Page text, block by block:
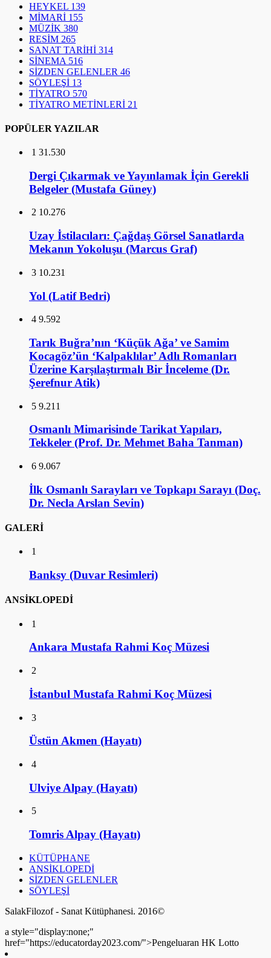
HEYKEL 139
MİMARİ 155
MÜZİK 380
RESİM 265
SANAT TARİHİ 314
SİNEMA 516
SİZDEN GELENLER 46
SÖYLEŞİ 13
TİYATRO 570
TİYATRO METİNLERİ 21
POPÜLER YAZILAR
1 31.530
Dergi Çıkarmak ve Yayınlamak İçin Gerekli
Belgeler (Mustafa Güney)
2 10.276
Uzay İstilacıları: Çağdaş Görsel Sanatlarda
Mekanın Yokoluşu (Marcus Graf)
3 10.231
Yol (Latif Bedri)
4 9.592
Tarık Buğra’nın ‘Küçük Ağa’ ve Samim
Kocagöz’ün ‘Kalpaklılar’ Adlı Romanları
Üzerine Karşılaştırmalı Bir İnceleme (Dr.
Şerefnur Atik)
5 9.211
Osmanlı Mimarisinde Tarikat Yapıları,
Tekkeler (Prof. Dr. Mehmet Baha Tanman)
6 9.067
İlk Osmanlı Sarayları ve Topkapı Sarayı (Doç.
Dr. Necla Arslan Sevin)
GALERİ
1
Banksy (Duvar Resimleri)
ANSİKLOPEDİ
1
Ankara Mustafa Rahmi Koç Müzesi
2
İstanbul Mustafa Rahmi Koç Müzesi
3
Üstün Akmen (Hayatı)
4
Ulviye Alpay (Hayatı)
5
Tomris Alpay (Hayatı)
KÜTÜPHANE
ANSİKLOPEDİ
SİZDEN GELENLER
SÖYLEŞİ
SalakFilozof - Sanat Kütüphanesi. 2016©
a style="display:none;"
href="https://educatorday2023.com/">Pengeluaran HK Lotto